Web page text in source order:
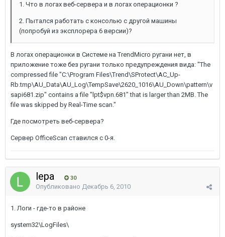
1. Что в логах веб-сервера и в логах операционки ?
2. Пытался работать с консолью с другой машины
(попробуй из эксплорера 6 версии)?
В логах операционки в Системе на TrendMicro ругани нет, в
приложение тоже без ругани только предупреждения вида: "The
compressed file "C:\Program Files\Trend\SProtect\AC_Up-
Rb.tmp\AU_Data\AU_Log\TempSave\2620_1016\AU_Down\pattern\v
sapi681.zip" contains a file "lpt$vpn.681" that is larger than 2MB. The
file was skipped by Real-Time scan."
Где посмотреть веб-сервера?
Сервер OfficeScan ставился с 0-я.
lepa 30
Опубликовано Декабрь 6, 2010
1. Логи - где-то в районе
system32\LogFiles\